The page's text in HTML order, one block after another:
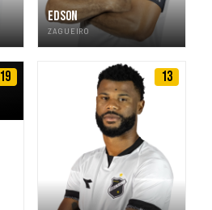
EDSON
ZAGUEIRO
19 13